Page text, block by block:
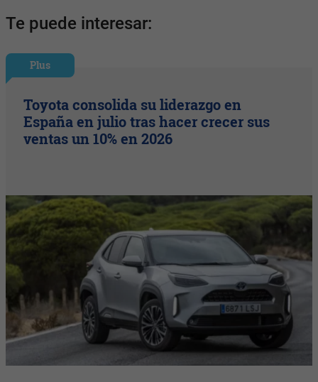
Te puede interesar:
Plus
Toyota consolida su liderazgo en
España en julio tras hacer crecer sus
ventas un 10% en 2026